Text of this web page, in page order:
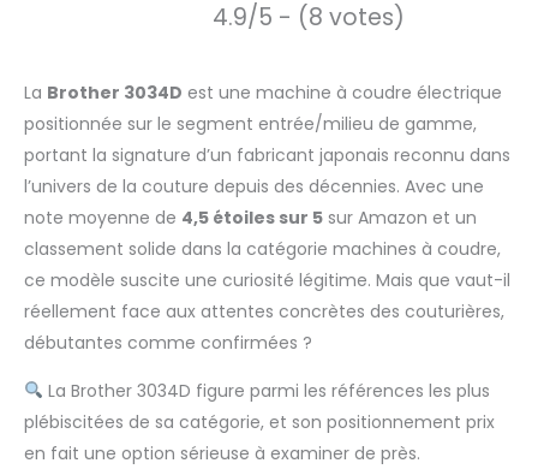
4.9/5 - (8 votes)
La Brother 3034D est une machine à coudre électrique
positionnée sur le segment entrée/milieu de gamme,
portant la signature d’un fabricant japonais reconnu dans
l’univers de la couture depuis des décennies. Avec une
note moyenne de 4,5 étoiles sur 5 sur Amazon et un
classement solide dans la catégorie machines à coudre,
ce modèle suscite une curiosité légitime. Mais que vaut-il
réellement face aux attentes concrètes des couturières,
débutantes comme confirmées ?
La Brother 3034D figure parmi les références les plus
plébiscitées de sa catégorie, et son positionnement prix
en fait une option sérieuse à examiner de près.